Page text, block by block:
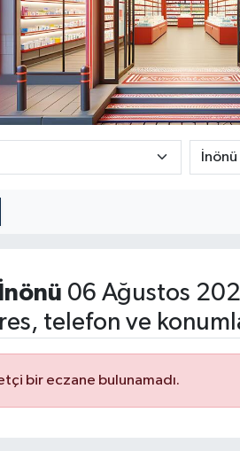
İnönü 06 Ağustos
telefon ve
bir eczane bulunamadı.